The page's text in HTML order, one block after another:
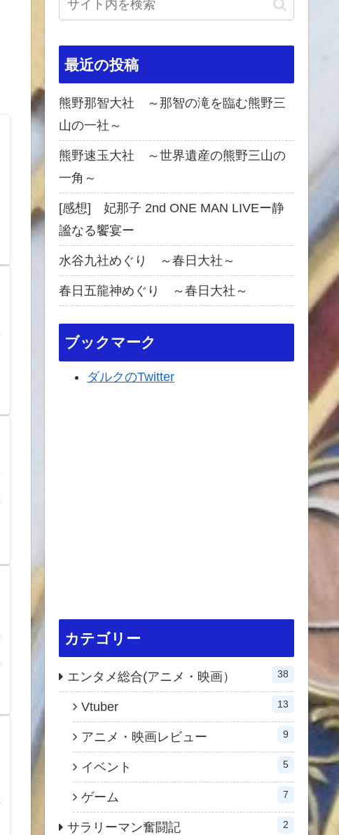
最近の投稿
熊野那智大社 ～那智の滝を臨む熊野三
山の一社～
熊野速玉大社 ～世界遺産の熊野三山の
一角～
[感想] 妃那子 2nd ONE MAN LIVEー静
謐なる饗宴ー
水谷九社めぐり ～春日大社～
春日五龍神めぐり ～春日大社～
ブックマーク
ダルクのTwitter
カテゴリー
エンタメ総合(アニメ・映画） 38
Vtuber 13
アニメ・映画レビュー 9
イベント 5
ゲーム 7
サラリーマン奮闘記 2